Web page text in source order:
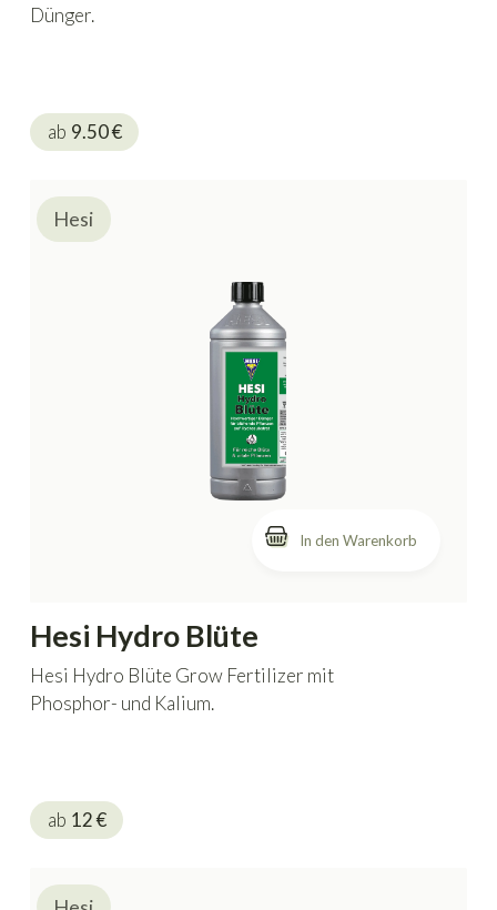
Dünger.
ab 9.50€
In den Warenkorb
Hesi Hydro Blüte
Hesi Hydro Blüte Grow Fertilizer mit
Phosphor- und Kalium.
ab 12€
Hesi